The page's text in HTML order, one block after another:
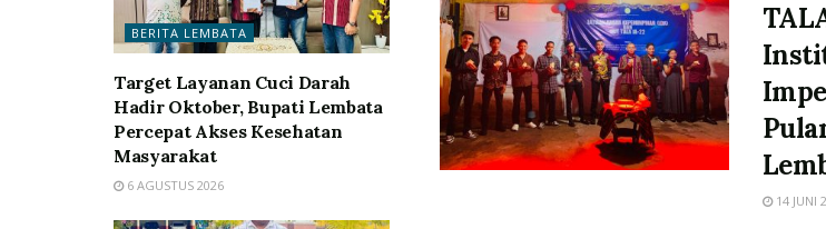
14 JUNI
BERITA LEMBATA
Target Layanan Cuci Darah
Hadir Oktober, Bupati Lembata
Percepat Akses Kesehatan
Masyarakat
6 AGUSTUS 2026